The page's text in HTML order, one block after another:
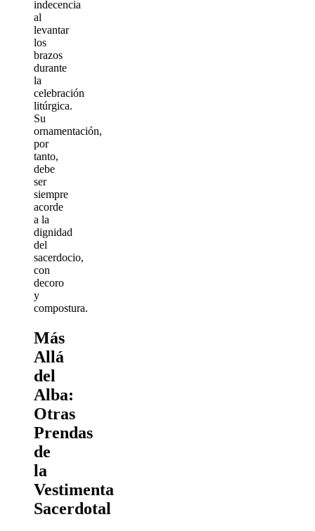
indecencia
al
levantar
los
brazos
durante
la
celebración
litúrgica.
Su
ornamentación,
por
tanto,
debe
ser
siempre
acorde
a la
dignidad
del
sacerdocio,
con
decoro
y
compostura.
Más
Allá
del
Alba:
Otras
Prendas
de
la
Vestimenta
Sacerdotal